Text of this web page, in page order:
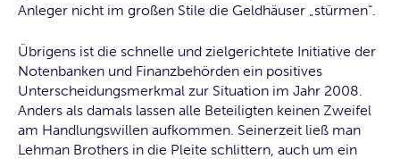
Anleger nicht im großen Stile die Geldhäuser „stürmen“.
Übrigens ist die schnelle und zielgerichtete Initiative der
Notenbanken und Finanzbehörden ein positives
Unterscheidungsmerkmal zur Situation im Jahr 2008.
Anders als damals lassen alle Beteiligten keinen Zweifel
am Handlungswillen aufkommen. Seinerzeit ließ man
Lehman Brothers in die Pleite schlittern, auch um ein